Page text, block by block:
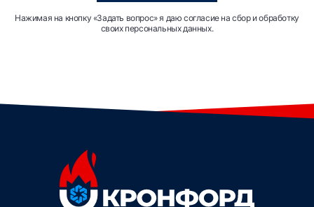
Нажимая на кнопку «Задать вопрос» я даю согласие на сбор и обработку
своих персональных данных.